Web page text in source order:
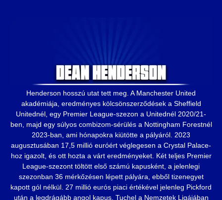
Henderson hosszú utat tett meg. A Manchester United
akadémiája, eredményes kölcsönszerződések a Sheffield
Unitednél, egy Premier League-szezon a Unitednél 2020/21-
ben, majd egy súlyos combizom-sérülés a Nottingham Forestnél
2023-ban, ami hónapokra kiütötte a pályáról. 2023
augusztusában 17,5 millió euróért véglegesen a Crystal Palace-
hoz igazolt, és ott hozta a várt eredményeket. Két teljes Premier
League-szezont töltött első számú kapusként, a jelenlegi
szezonban 36 mérkőzésen lépett pályára, ebből tizenegyet
kapott gól nélkül. 27 millió eurós piaci értékével jelenleg Pickford
után a legdrágább angol kapus. Tuchel a Nemzetek Ligájában